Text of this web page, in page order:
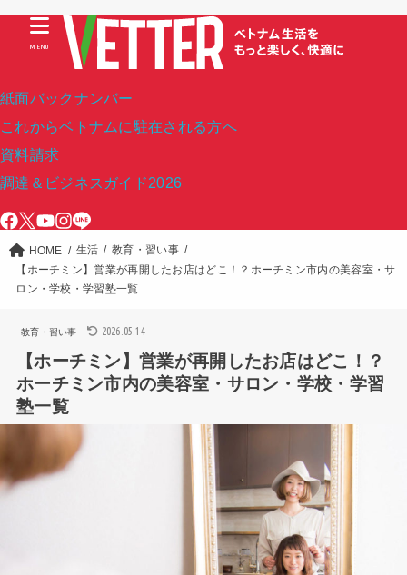
紙面バックナンバー
これからベトナムに駐在される方へ
資料請求
調達＆ビジネスガイド2026
MENU
HOME 生活
教育・習い事
【ホーチミン】営業が再開したお店はどこ！？ホーチミン市内の美容室・サ
ロン・学校・学習塾一覧
教育・習い事 2026.05.14
【ホーチミン】営業が再開したお店はどこ！？
ホーチミン市内の美容室・サロン・学校・学習
塾一覧